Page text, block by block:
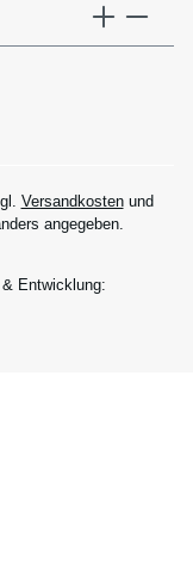
Versandkostenund
angegeben.
Entwicklung: